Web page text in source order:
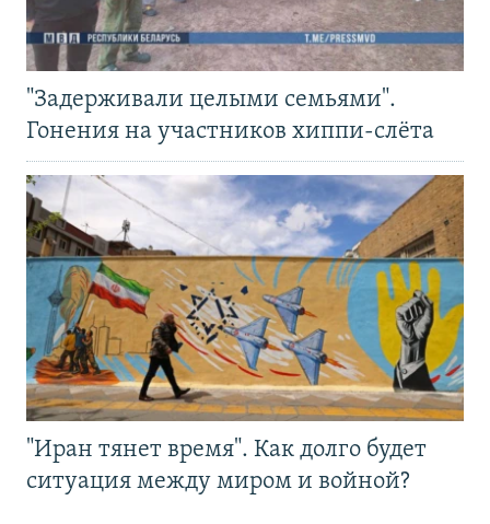
"Задерживали целыми семьями".
Гонения на участников хиппи-слёта
"Иран тянет время". Как долго будет
ситуация между миром и войной?